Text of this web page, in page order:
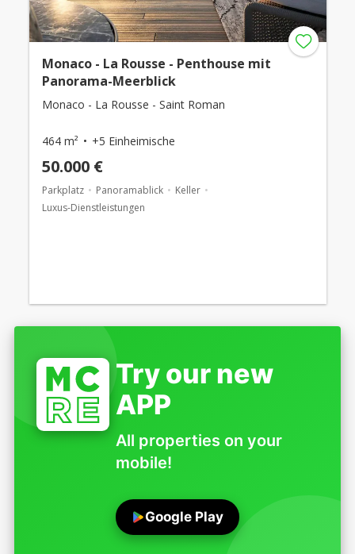
Monaco - La Rousse - Penthouse mit
Panorama-Meerblick
Monaco - La Rousse - Saint Roman
464 m² +5 Einheimische
50.000 €
Parkplatz Panoramablick
Keller
Luxus-Dienstleistungen
Try our new
APP
All properties on your
mobile!
Google Play